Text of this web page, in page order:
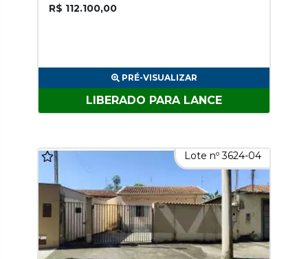
R$ 112.100,00
PRÉ-VISUALIZAR
LIBERADO PARA LANCE
Lote nº 3624-04